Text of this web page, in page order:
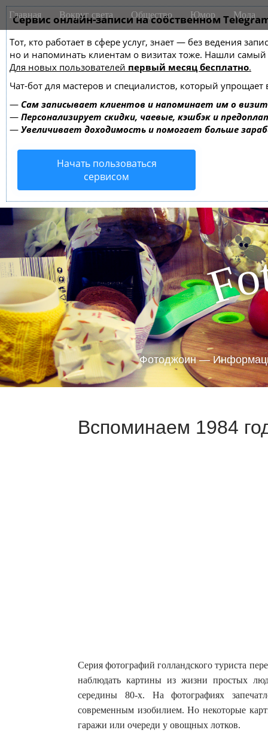
Сервис онлайн-записи на собственном
Тот, кто работает в сфере услуг, знает — без ведения
но и напоминать клиентам о визитах тоже. Нашли
Для новых пользователей первый месяц бесплатно.
Чат-бот для мастеров и специалистов, который упрощает
— Сам записывает клиентов и напоминает им о
— Персонализирует скидки, чаевые, кэшбэк и
— Увеличивает доходимость и помогает больше
Начать пользоваться
сервисом
M
a
n
m
e
n
u
i
Главная Вокруг света Общество Юмор Мода
Fo
Фотоджоин —
Вспоминаем 1984
Серия фотографий голландского туриста
наблюдать картины из жизни простых
середины 80-х. На фотографиях
современным изобилием. Но некоторые
гаражи или очереди у овощных лотков.